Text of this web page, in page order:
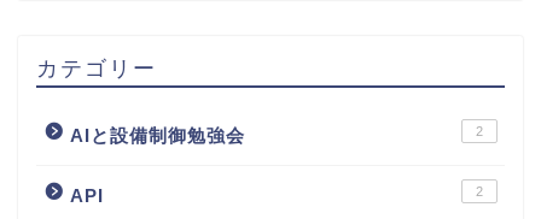
カテゴリー
AIと設備制御勉強会 2
API 2